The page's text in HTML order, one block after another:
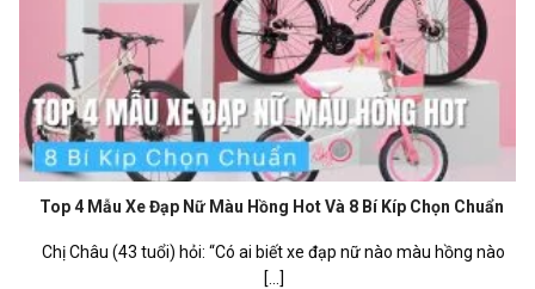
Top 4 Mẫu Xe Đạp Nữ Màu Hồng Hot Và 8 Bí Kíp Chọn Chuẩn
Chị Châu (43 tuổi) hỏi: “Có ai biết xe đạp nữ nào màu hồng nào
[...]